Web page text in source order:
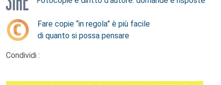
Fare copie “in regola” è più facile
di quanto si possa pensare
Condividi :